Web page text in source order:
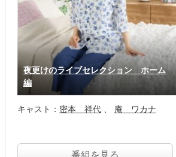
夜更けのライブセレクション ホーム
編
キャスト： 密本 祥代 庵 ワカナ
番組を見る